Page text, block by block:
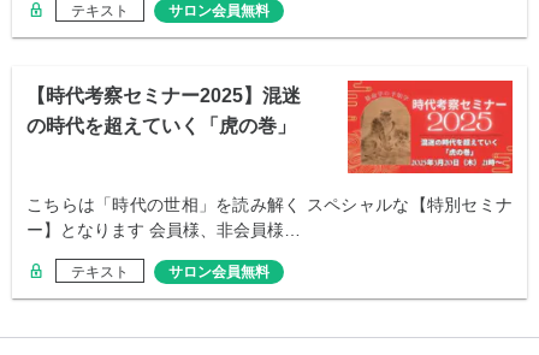
テキスト サロン会員無料
【時代考察セミナー2025】混迷
の時代を超えていく「虎の巻」
こちらは「時代の世相」を読み解く スペシャルな【特別セミナ
ー】となります 会員様、非会員様…
テキスト サロン会員無料